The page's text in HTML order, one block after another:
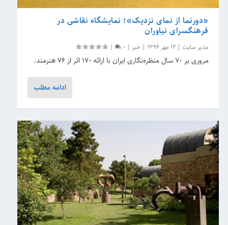
«دورنما از نمای نزدیک»؛ نمایشگاه نقاشی در
فرهنگسرای نیاوران
مدیر سایت |12 مهر 1396 | خبر |
0
|
مروری بر ۷۰ سال منظره‌نگاری ایران با ارائه ۱۷۰ اثر از ۷۶ هنرمند.
ادامه مطلب